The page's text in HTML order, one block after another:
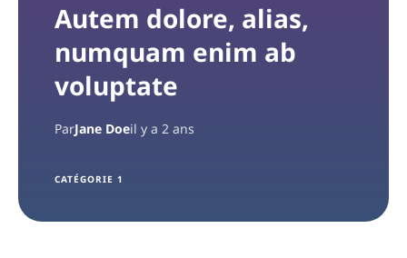
Autem dolore, alias,
numquam enim ab
voluptate
ParJane Doeil y a 2 ans
CATÉGORIE 1